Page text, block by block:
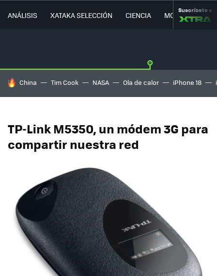
ANÁLISIS XATAKA SELECCIÓN CIENCIA MOVILIDAD
Suscríbete a
HOY SE HABLA DE
China Tim Cook NASA Ola de calor iPhone 18
TP-Link M5350, un módem 3G para
compartir nuestra red